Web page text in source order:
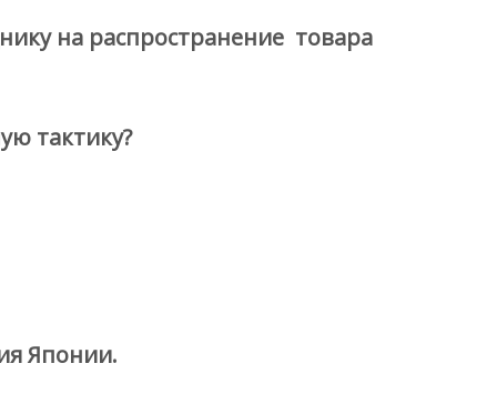
на распространение товара
тактику?
Японии.